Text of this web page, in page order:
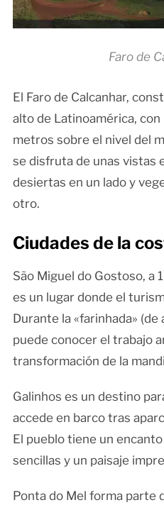
Faro de
El Faro de Calcanhar,
alto de Latinoamérica,
metros sobre el nivel del
se disfruta de unas vistas
desiertas en un lado y
otro.
Ciudades de la
São Miguel do Gostoso, a
es un lugar donde el
Durante la «farinhada» (de
puede conocer el trabajo
transformación de la
Galinhos es un destino
accede en barco tras
El pueblo tiene un
sencillas y un paisaje
Ponta do Mel forma parte